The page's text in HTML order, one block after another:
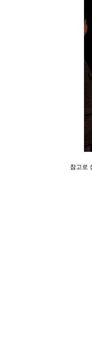
참고로